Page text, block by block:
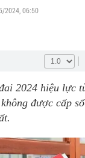
2024, 06:50
2024 hiệu lực
được cấp